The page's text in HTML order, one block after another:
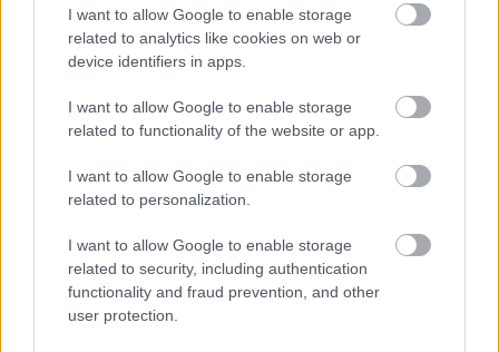
I want to allow Google to enable storage
related to analytics like cookies on web or
device identifiers in apps.
I want to allow Google to enable storage
related to functionality of the website or app.
I want to allow Google to enable storage
related to personalization.
I want to allow Google to enable storage
related to security, including authentication
functionality and fraud prevention, and other
user protection.
ÖRÖMHÍR: TÍZ ÉVE NEM VOLT ILYEN ALACSONY AZ
INFLÁCIÓ MAGYARORSZÁGON
Júliusban mindössze 1,2 százalékkal emelkedtek éves
összevetésben a fogyasztói árak, miközben az élelmiszerek ára